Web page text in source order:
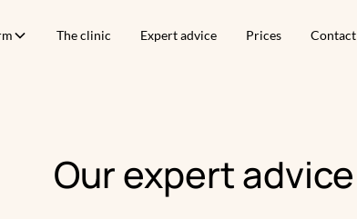
The clinic Expert advice Prices Contact
Our expert advice